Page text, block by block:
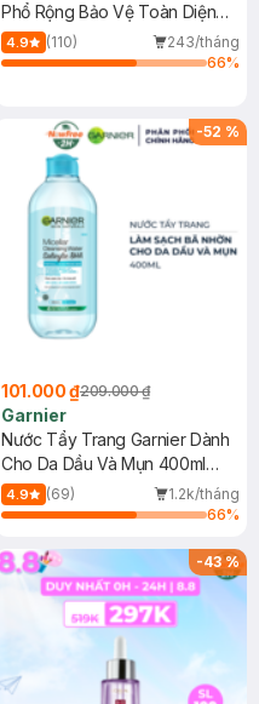
Phổ Rộng Bảo Vệ Toàn Diện
40ml
4.9 (110)
243/tháng
66%
-52 %
101.000 ₫209.000 ₫
Garnier
Nước Tẩy Trang Garnier Dành
Cho Da Dầu Và Mụn 400ml
(Mới)
4.9 (69)
1.2k/tháng
66%
-43%